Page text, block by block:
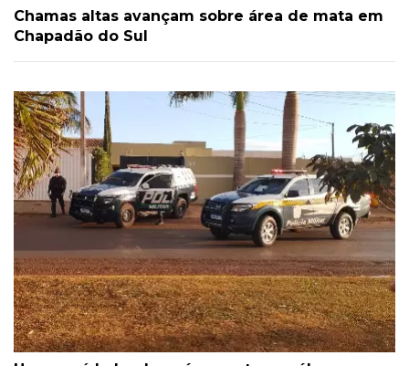
Chamas altas avançam sobre área de mata em
Chapadão do Sul